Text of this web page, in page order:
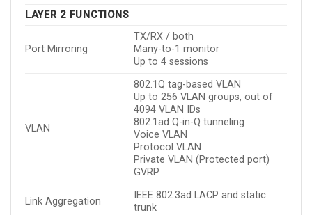
LAYER 2 FUNCTIONS
Port Mirroring
TX/RX / both
Many-to-1 monitor
Up to 4 sessions
VLAN
802.1Q tag-based VLAN
Up to 256 VLAN groups, out of
4094 VLAN IDs
802.1ad Q-in-Q tunneling
Voice VLAN
Protocol VLAN
Private VLAN (Protected port)
GVRP
Link Aggregation
IEEE 802.3ad LACP and static
trunk